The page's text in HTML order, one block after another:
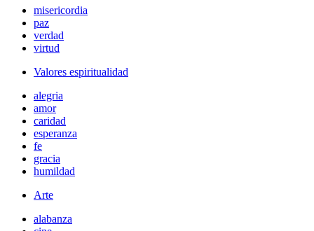
misericordia
paz
verdad
virtud
Valores espiritualidad
alegria
amor
caridad
esperanza
fe
gracia
humildad
Arte
alabanza